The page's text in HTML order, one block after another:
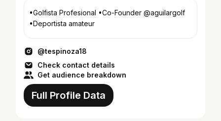
•Golfista Profesional •Co-Founder @aguilargolf
•Deportista amateur
@tespinoza18
Check contact details
Get audience breakdown
Full Profile Data